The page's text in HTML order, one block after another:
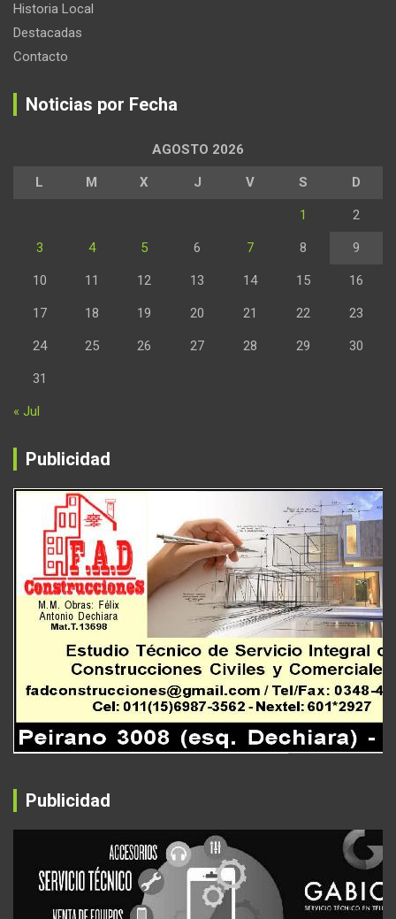
Historia Local
Destacadas
Contacto
Noticias por Fecha
AGOSTO 2026
L M X J V S D
1 2
3 4 5 6 7 8 9
10 11 12 13 14 15 16
17 18 19 20 21 22 23
24 25 26 27 28 29 30
31
« Jul
Publicidad
Publicidad